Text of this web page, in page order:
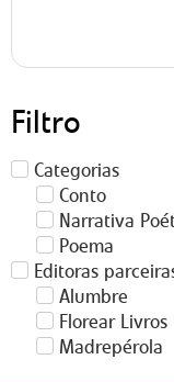
Filtro
Categorias
Conto
Narrativa
Poema
Editoras
Alumbre
Florear Livros
Madrepérola